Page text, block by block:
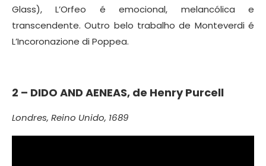
Glass), L’Orfeo é emocional, melancólica e
transcendente. Outro belo trabalho de Monteverdi é
L’Incoronazione di Poppea.
2 – DIDO AND AENEAS, de Henry Purcell
Londres, Reino Unido, 1689